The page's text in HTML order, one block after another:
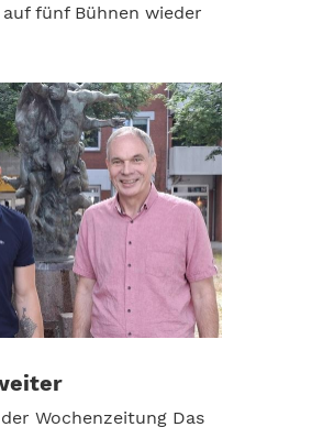
fünf Bühnen wieder
Wochenzeitung Das